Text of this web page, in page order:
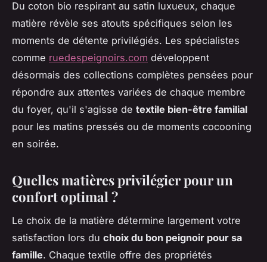
Du coton bio respirant au satin luxueux, chaque
matière révèle ses atouts spécifiques selon les
moments de détente privilégiés. Les spécialistes
comme ruedespeignoirs.com développent
désormais des collections complètes pensées pour
répondre aux attentes variées de chaque membre
du foyer, qu'il s'agisse de textile bien-être familial
pour les matins pressés ou de moments cocooning
en soirée.
Quelles matières privilégier pour un
confort optimal ?
Le choix de la matière détermine largement votre
satisfaction lors du choix du bon peignoir pour sa
famille. Chaque textile offre des propriétés